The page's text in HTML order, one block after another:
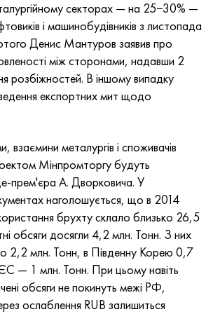
секторах — на 25−30% —
і машинобудівників з листопада
Денис Мантуров заявив про
між сторонами, надавши 2
розбіжностей. В іншому випадку
експортних мит щодо
взаємини металургів і споживачів
Мінпромторгу будуть
прем'єра А. Дворковича. У
наголошується, що в 2014
брухту склало близько 26,5
обсяги досягли 4,2 млн. Тонн. З них
2,2 млн. Тонн, в Південну Корею 0,7
— 1 млн. Тонн. При цьому навіть
обсяги не покинуть межі РФ,
ослаблення RUB залишиться
47НД
47НХР
49К2Ф, 49К2ФА-ВІ
50НП
50НХС
52Н
ХН62ВМЮТ
ХН62МВКЮ
ХН68ВМТЮК-вд
- uns s45500
Cw352h
бронза
бронза
сталь
1.5752
20hn3a
1.7264
5-2, sw7m
5-2-5
5-3
1, sw18